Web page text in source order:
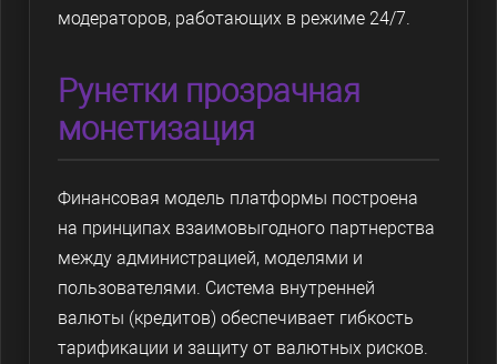
модераторов, работающих в режиме 24/7.
Рунетки прозрачная
монетизация
Финансовая модель платформы построена
на принципах взаимовыгодного партнерства
между администрацией, моделями и
пользователями. Система внутренней
валюты (кредитов) обеспечивает гибкость
тарификации и защиту от валютных рисков.